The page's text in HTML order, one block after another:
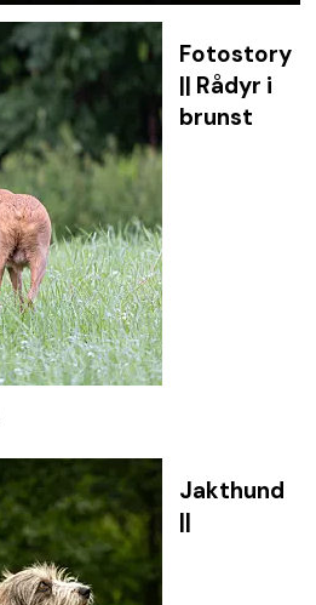
Fotostory
|| Rådyr i
brunst
Jakthund
||